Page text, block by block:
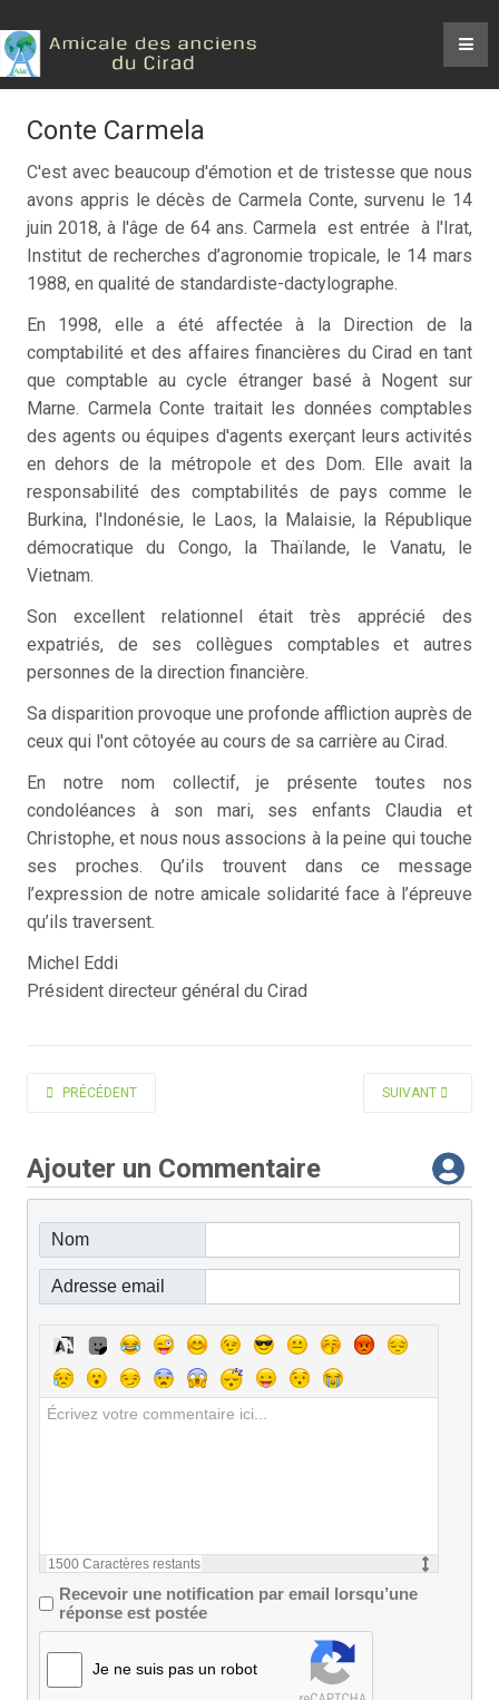
Conte Carmela
C'est avec beaucoup d'émotion et de tristesse que nous
avons appris le décès de Carmela Conte, survenu le 14
juin 2018, à l'âge de 64 ans. Carmela est entrée à l'Irat,
Institut de recherches d’agronomie tropicale, le 14 mars
1988, en qualité de standardiste-dactylographe.
En 1998, elle a été affectée à la Direction de la
comptabilité et des affaires financières du Cirad en tant
que comptable au cycle étranger basé à Nogent sur
Marne. Carmela Conte traitait les données comptables
des agents ou équipes d'agents exerçant leurs activités
en dehors de la métropole et des Dom. Elle avait la
responsabilité des comptabilités de pays comme le
Burkina, l'Indonésie, le Laos, la Malaisie, la République
démocratique du Congo, la Thaïlande, le Vanatu, le
Vietnam.
Son excellent relationnel était très apprécié des
expatriés, de ses collègues comptables et autres
personnes de la direction financière.
Sa disparition provoque une profonde affliction auprès de
ceux qui l'ont côtoyée au cours de sa carrière au Cirad.
En notre nom collectif, je présente toutes nos
condoléances à son mari, ses enfants Claudia et
Christophe, et nous nous associons à la peine qui touche
ses proches. Qu’ils trouvent dans ce message
l’expression de notre amicale solidarité face à l’épreuve
qu’ils traversent.
Michel Eddi
Président directeur général du Cirad
ARTICLE PRÉCÉDENT : LE MOIGNE MARC
PRÉCÉDENT ARTICLE SUIVANT
SUIVANT
Ajouter un Commentaire
Nom
Adresse email
1500 Caractères restants
Recevoir une notification par email lorsqu’une
réponse est postée
Je ne suis pas un robot